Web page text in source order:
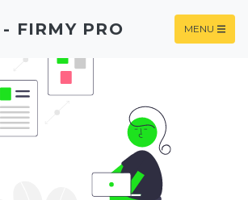
FIRMY PRO MENU